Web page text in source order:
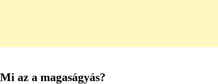
Mi az a magaságyás?